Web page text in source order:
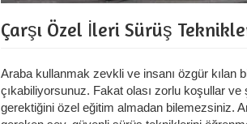
Çarşı Özel İleri Sürüş
Araba kullanmak zevkli ve insanı özgür kılan
çıkabiliyorsunuz. Fakat olası zorlu koşullar
gerektiğini özel eğitim almadan bilemezsiniz.